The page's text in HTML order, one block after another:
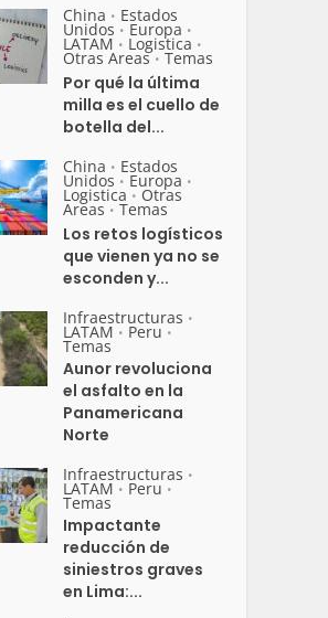
China • Estados
Unidos • Europa •
LATAM • Logistica •
Otras Areas • Temas
Por qué la última
milla es el cuello de
botella del...
China • Estados
Unidos • Europa •
Logistica • Otras
Areas • Temas
Los retos logísticos
que vienen ya no se
esconden y...
Infraestructuras •
LATAM • Peru •
Temas
Aunor revoluciona
el asfalto en la
Panamericana
Norte
Infraestructuras •
LATAM • Peru •
Temas
Impactante
reducción de
siniestros graves
en Lima:...